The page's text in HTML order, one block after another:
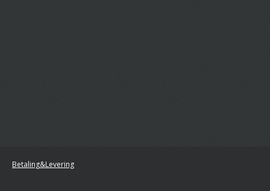
Betaling&Levering